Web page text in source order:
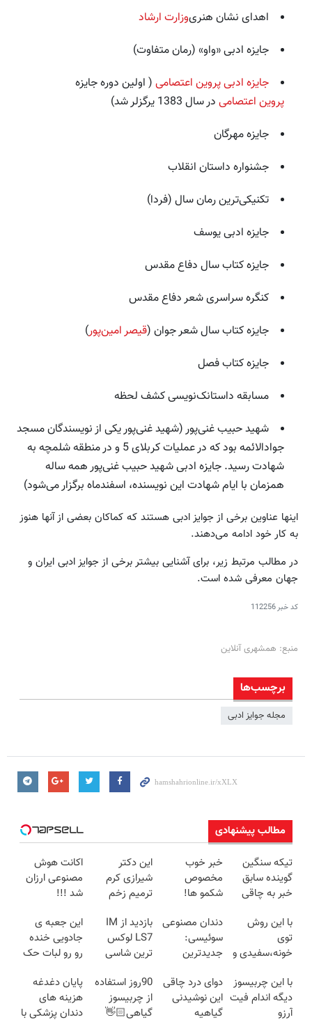
اهدای نشان هنریوزارت ارشاد
جایزه ادبی «واو» (رمان متفاوت)
جایزه ادبی پروین اعتصامی ( اولین دوره جایزه
پروین اعتصامی در سال 1383 یرگزلر شد)
جایزه مهرگان
جشنواره داستان انقلاب
تکنیکی‌ترین رمان سال (فردا)
جایزه ادبی یوسف
جایزه کتاب سال دفاع مقدس
کنگره سراسری شعر دفاع مقدس
جایزه کتاب سال شعر جوان (قیصر امین‌پور)
جایزه کتاب فصل
مسابقه داستانک‌نویسی کشف لحظه
شهید حبیب غنی‌پور (شهید غنی‌پور یکی از نویسندگان مسجد
جوادالائمه بود که در عملیات کربلای 5 و در منطقه شلمچه به
شهادت رسید. جایزه ادبی شهید حبیب غنی‌پور همه ساله
همزمان با ایام شهادت این نویسنده، اسفندماه برگزار می‌شود)
اینها عناوین برخی از جوایز ادبی هستند که کماکان بعضی از آنها هنوز
به کار خود ادامه می‌دهند.
در مطالب مرتبط زیر، برای آشنایی بیشتر برخی از جوایز ادبی ایران و
جهان معرفی شده است.
کد خبر112256
منبع: همشهری آنلاین
برچسب‌ها
مجله جوایز ادبی
مطالب پیشنهادی
تیکه سنگین
گوینده سابق
خبر به چاقی
برنامه زنده😳
ببین چیشد
خبر خوب
مخصوص
شکمو ها!
روش لاغری
معرفی شد
این دکتر
شیرازی کرم
ترمیم زخم
ساخت!!!
اکانت هوش
مصنوعی ارزان
شد !!!
با این روش
توی
خونه،سفیدی و
برگردون
(40%off)
دندان مصنوعی
سوئیسی:
جدیدترین
سبک و مقاوم |
پرداخت قسطی
بازدید از IM
LS7 لوکس
ترین شاسی
در باشگاه
انقلاب
این جعبه ی
جادویی خنده
رو رو لبات حک
خرید40%تخفیف
با این چربیسوز
دیگه اندام فیت
آرزو
دوای درد چاقی
این نوشیدنی
گیاهیه
90روز استفاده
از چربیسوز
گیاهی👋🏻
پایان دغدغه
هزینه های
دندان پزشکی با